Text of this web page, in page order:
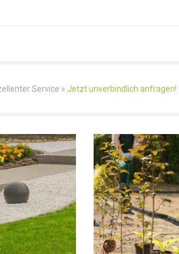
Service » Jetzt unverbindlich anfragen!